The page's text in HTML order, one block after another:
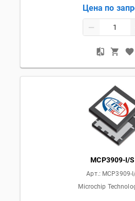
Цена по
MCP3909-I/
Арт.: MCP3909-
Microchip